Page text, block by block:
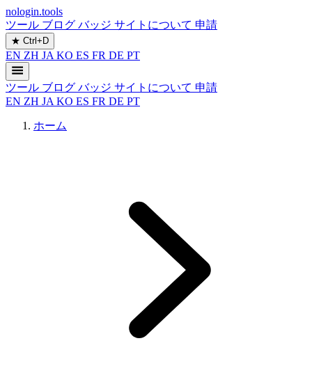
nologin.tools
ツール ブログ バッジ サイトについて 申請
★ Ctrl+D
EN ZH JA KO ES FR DE PT
ツール ブログ バッジ サイトについて 申請
EN ZH JA KO ES FR DE PT
ホーム